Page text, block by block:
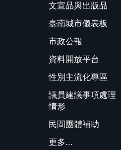
文宣品與出版品
臺南城市儀表板
市政公報
資料開放平台
性別主流化專區
議員建議事項處理
情形
民間團體補助
更多...